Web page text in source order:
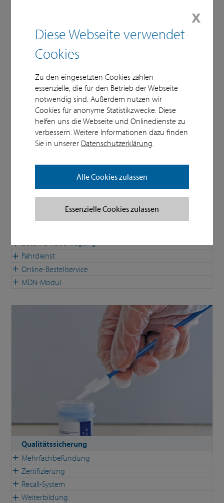
Zytologie
HPV Diagnostik
Dysplasiesprechstunde
Datenfernübertragung
Fahrdienst
Online-Bestellservice
MDN-Modul
Qualitätssicherung
Mehrfachbefundung
Zertifizierung
Recall-System
Weiterbildung
Diese Webseite verwendet
Cookies
Zu den eingesetzten Cookies zählen
essenzielle, die für den Betrieb der Webseite
notwendig sind. Außerdem nutzen wir
Cookies für anonyme Statistikzwecke. Diese
helfen uns die Webseite und Onlinedienste zu
verbessern. Weitere Informationen dazu finden
Sie in unserer Datenschutzerklärung.
𝗫
Alle Cookies zulassen
Essenzielle Cookies zulassen